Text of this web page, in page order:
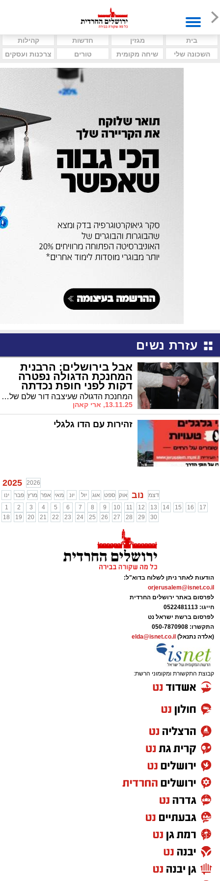
בית מגזין חדשות
קהילות
השכונה שלי
שיחה מקומית טורים צרכנות ועסקים
עזרת נשים
אבל בירושלים: הרבנית
המחנכת הדגולה נפטרה
דקות לפני חופת נכדתה
המחנכת הדגולה שעיצבה דור שלם של בנות ישראל, נפטרה לאחר שנות ייסורים והיא בת 73 • הותירה מורשת חינוכית ענפה, מסירות ואהבת תורה שנצרבו בלב תלמידותיה
13.11.25, ארי קאהן
זהירות עם הדו גלגלי
2025
2026
ינו
פבר מרץ אפר מאי יונ יול אוג ספט אוק נוב
דצמ
1
2 3 4 5 6 7 8 9 10 11 12 13 14 15 16
17
18
19 20 21 22 23 24 25 26 27 28 29 30
הודעות לאתר ניתן לשלוח בדוא"ל:
orjerusalem@isnet.co.il
לפרסום באתר ירושלים החרדית
חייגו: 0522481113
לפרסום ברשת ישראל נט
התקשרו: 050-7870908
(אלדה נתנאל) elda@isnet.co.il
קבוצת התקשורת ומקומוני הרשת: